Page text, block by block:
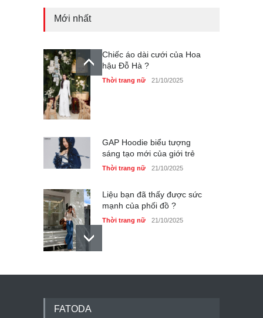
Mới nhất
Chiếc áo dài cưới của Hoa
hậu Đỗ Hà ?
Thời trang nữ 21/10/2025
GAP Hoodie biểu tượng
sáng tạo mới của giới trẻ
Thời trang nữ 21/10/2025
Liệu bạn đã thấy được sức
mạnh của phối đồ ?
Thời trang nữ 21/10/2025
Dàn túi hiệu ‘ xịn sò’ của nữ
FATODA